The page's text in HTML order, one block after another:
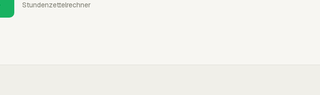
Stundenzettelrechner